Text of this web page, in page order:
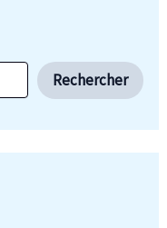
Rechercher